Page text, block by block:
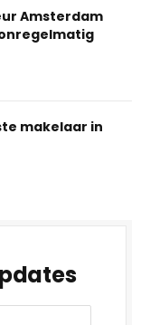
Amsterdam
makelaar in